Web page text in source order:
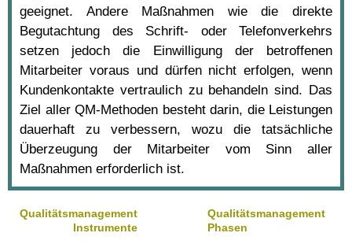
geeignet. Andere Maßnahmen wie die direkte
Begutachtung des Schrift- oder Telefonverkehrs
setzen jedoch die Einwilligung der betroffenen
Mitarbeiter voraus und dürfen nicht erfolgen, wenn
Kundenkontakte vertraulich zu behandeln sind. Das
Ziel aller QM-Methoden besteht darin, die Leistungen
dauerhaft zu verbessern, wozu die tatsächliche
Überzeugung der Mitarbeiter vom Sinn aller
Maßnahmen erforderlich ist.
Qualitätsmanagement
Instrumente
Qualitätsmanagement
Phasen